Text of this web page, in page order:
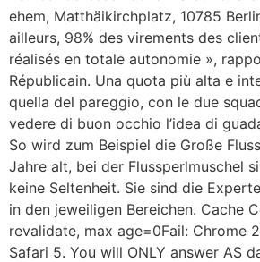
ehem, Matthäikirchplatz, 10785
ailleurs, 98% des virements des
réalisés en totale autonomie »,
Républicain. Una quota più alta e
quella del pareggio, con le due
vedere di buon occhio l’idea di
So wird zum Beispiel die Große
Jahre alt, bei der Flussperlmuschel
keine Seltenheit. Sie sind die
in den jeweiligen Bereichen. Cache
revalidate, max age=0Fail: Chrome
Safari 5. You will ONLY answer AS